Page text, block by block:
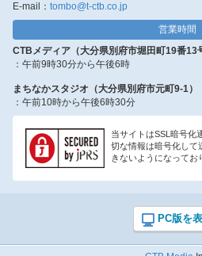
E-mail： tombo@t-ctb.co.jp
営業時間
CTBメディア（大分県別府市堀田町19番13
：午前9時30分から午後6時
まちなかスタジオ（大分県別府市元町9-1）
：午前10時から午後6時30分
当サイトはSSL暗号化
切な情報は暗号化して
きないようになってお